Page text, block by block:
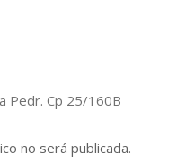
Pedr. Cp 25/160B
no será publicada.